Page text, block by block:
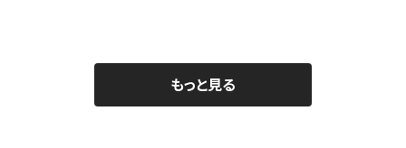
もっと見る